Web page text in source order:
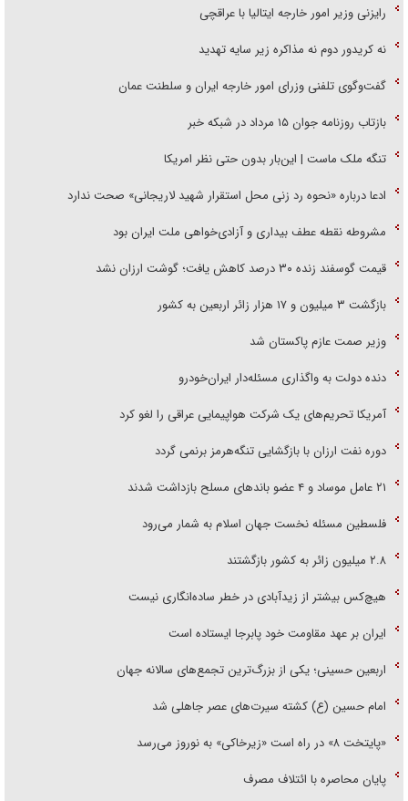
رایزنی وزیر امور خارجه ایتالیا با عراقچی
نه کریدور دوم نه مذاکره زیر سایه تهدید
گفت‌وگوی تلفنی وزرای امور خارجه ایران و سلطنت عمان
بازتاب روزنامه جوان ۱۵ مرداد در شبکه خبر
تنگه ملک ماست | این‌بار بدون حتی نظر امریکا
ادعا درباره «نحوه رد زنی محل استقرار شهید لاریجانی» صحت ندارد
مشروطه نقطه عطف بیداری و آزادی‌خواهی ملت ایران بود
قیمت گوسفند زنده ۳۰ درصد کاهش یافت؛ گوشت ارزان نشد
بازگشت ۳ میلیون و ۱۷ هزار زائر اربعین به کشور
وزیر صمت عازم پاکستان شد
دنده دولت به واگذاری مسئله‌دار ایران‌خودرو
آمریکا تحریم‌های یک شرکت هواپیمایی عراقی را لغو کرد
دوره نفت ارزان با بازگشایی تنگه‌هرمز برنمی گردد
۲۱ عامل موساد و ۴ عضو باند‌های مسلح بازداشت شدند
فلسطین مسئله نخست جهان اسلام به شمار می‌رود
۲.۸ میلیون زائر به کشور بازگشتند
هیچ‌کس بیشتر از زیدآبادی در خطر ساده‌انگاری نیست
ایران بر عهد مقاومت خود پابرجا ایستاده است
اربعین حسینی؛ یکی از بزرگ‌ترین تجمع‌های سالانه جهان
امام حسین (ع) کشته سیرت‌های عصر جاهلی شد
«پایتخت ۸» در راه است «زیرخاکی» به نوروز می‌رسد
پایان محاصره با ائتلاف مصرف